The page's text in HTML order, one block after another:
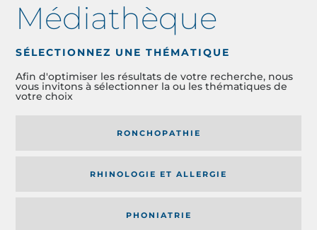
Médiathèque
SÉLECTIONNEZ UNE THÉMATIQUE
Afin d'optimiser les résultats de votre recherche, nous
vous invitons à sélectionner la ou les thématiques de
votre choix
RONCHOPATHIE
RHINOLOGIE ET ALLERGIE
PHONIATRIE